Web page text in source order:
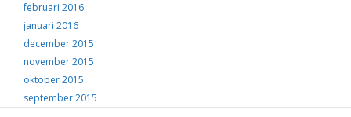
februari 2016
januari 2016
december 2015
november 2015
oktober 2015
september 2015